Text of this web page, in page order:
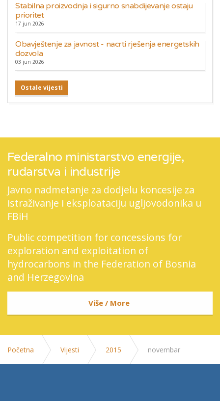
Stabilna proizvodnja i sigurno snabdijevanje ostaju
prioritet
17 jun 2026
Obavještenje za javnost - nacrti rješenja energetskih
dozvola
03 jun 2026
Ostale vijesti
Federalno ministarstvo energije,
rudarstva i industrije
Javno nadmetanje za dodjelu koncesije za
istraživanje i eksploataciju ugljovodonika u
FBiH
Public competition for concessions for
exploration and exploitation of
hydrocarbons in the Federation of Bosnia
and Herzegovina
Više / More
Početna Vijesti 2015 novembar